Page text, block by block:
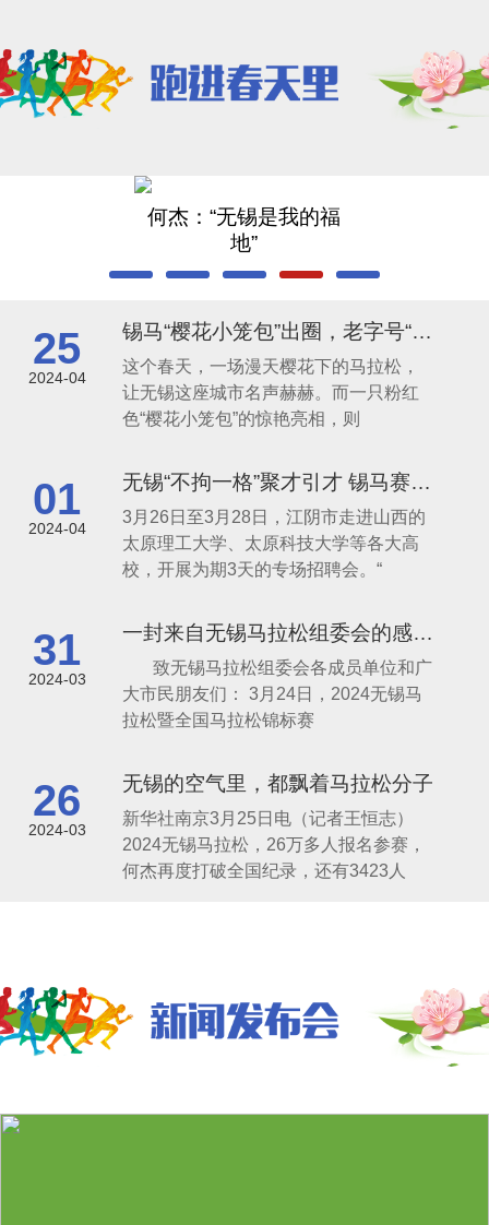
何杰：“无锡是我的福
地”
25
2024-04
锡马“樱花小笼包”出圈，老字号“凤凰涅槃
这个春天，一场漫天樱花下的马拉松，
让无锡这座城市名声赫赫。而一只粉红
色“樱花小笼包”的惊艳亮相，则
01
2024-04
无锡“不拘一格”聚才引才 锡马赛道“含才
3月26日至3月28日，江阴市走进山西的
太原理工大学、太原科技大学等各大高
校，开展为期3天的专场招聘会。“
31
2024-03
一封来自无锡马拉松组委会的感谢信
致无锡马拉松组委会各成员单位和广
大市民朋友们： 3月24日，2024无锡马
拉松暨全国马拉松锦标赛
26
2024-03
无锡的空气里，都飘着马拉松分子
新华社南京3月25日电（记者王恒志）
2024无锡马拉松，26万多人报名参赛，
何杰再度打破全国纪录，还有3423人